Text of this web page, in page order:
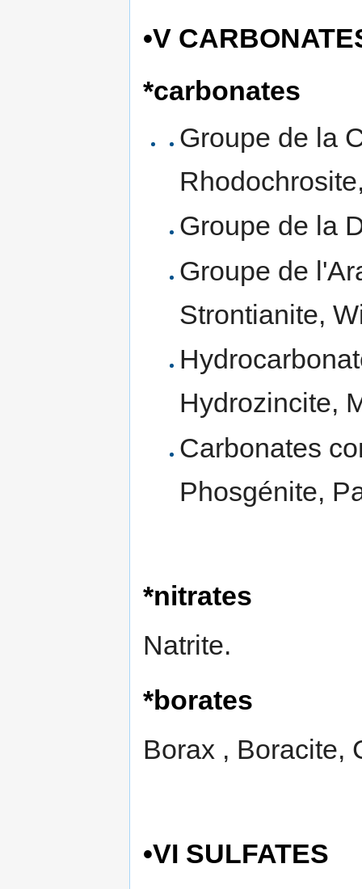
•V
*carbonates
Groupe de la
Groupe de la
Groupe de
Strontianite,
Hydrozincite,
Carbonates
Phosgénite,
*nitrates
Natrite.
*borates
Borax , Boracite,
•VI SULFATES